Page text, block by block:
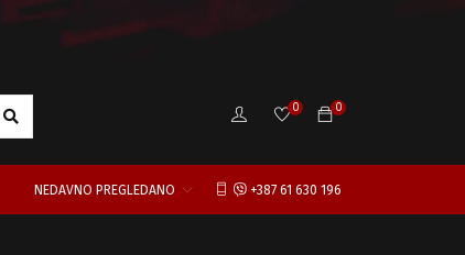
0
0
+387 61 630 196
NEDAVNO PREGLEDANO